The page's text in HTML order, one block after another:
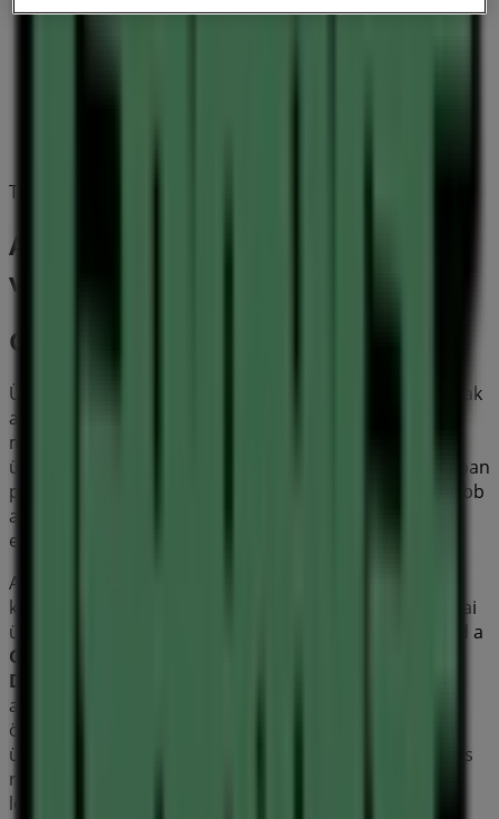
Tervezzük közzétenni a kínálatokat - Garage Store
A Sport egyéb üzletei Debrecen
városában
Garage Store
Üdvözlünk a Tiendeo-nál! Ez a legjobb választás nemcsak
a legjobb
megtalálásához, hanem
üzleteinek felfedezéséhez is.
hónapjában
platformunkon megismerheted a
legújabb
ajánlatait, valamint a hozzád legközelebbi üzletek
elhelyezkedését és részleteit
A Tiendeo-n nemcsak
kedvezményekhez férhetsz hozzá, hanem városod fizikai
üzleteiről is teljes körű információt kaphatsz. Böngészd a
Garage Store
Debrecen
amelyekkel ebben a
összegeket takaríthatsz meg. Ezen kívül pontos
üzlethelyszíneket, nyitvatartási időket és minden fontos
részletet biztosítunk, hogy teljes vásárlási élményben
lehessen részed.